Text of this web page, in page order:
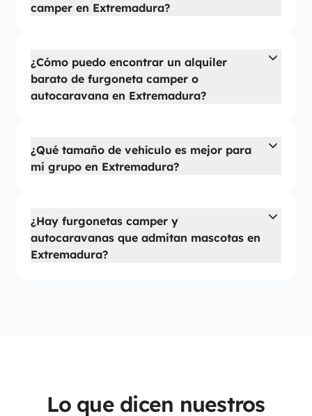
camper en Extremadura?
¿Cómo puedo encontrar un alquiler
barato de furgoneta camper o
autocaravana en Extremadura?
¿Qué tamaño de vehículo es mejor para
mi grupo en Extremadura?
¿Hay furgonetas camper y
autocaravanas que admitan mascotas en
Extremadura?
Lo que dicen nuestros